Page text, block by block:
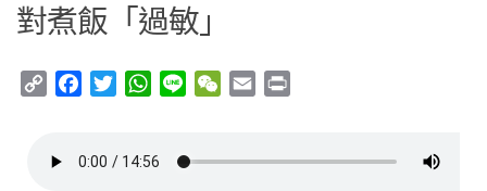
對煮飯「過敏」
Copy
Facebook
TwitterWhatsApp
Line WeChat
Email